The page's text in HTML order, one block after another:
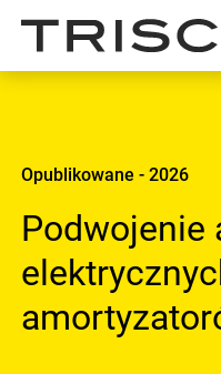
Opublikowane - 2026
Podwojenie